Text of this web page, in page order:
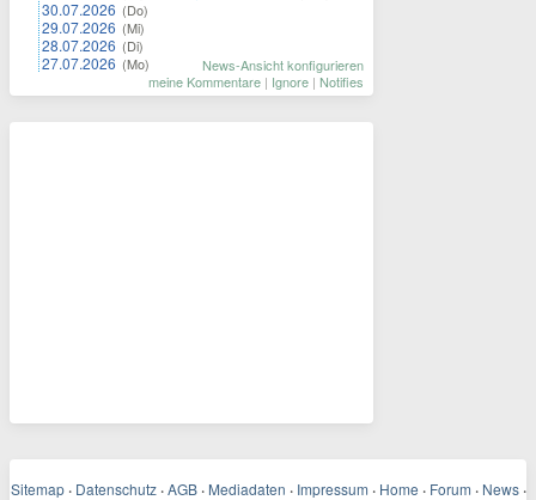
30.07.2026 (Do)
29.07.2026 (Mi)
28.07.2026 (Di)
27.07.2026 (Mo)
News-Ansicht konfigurieren
meine Kommentare | Ignore | Notifies
Sitemap · Datenschutz · AGB · Mediadaten · Impressum · Home · Forum · News ·